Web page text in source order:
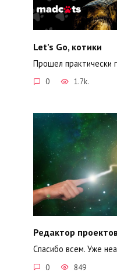
Let’s Go, котики
Прошел практически
0 1.7k.
Редактор
Спасибо всем. Уже
0 849